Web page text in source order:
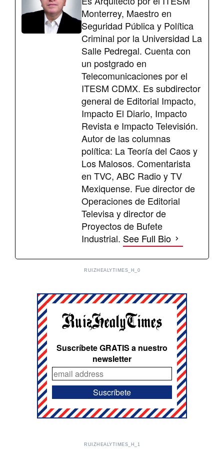
Monterrey, Maestro en
Seguridad Pública y Política
Criminal por la Universidad La
Salle Pedregal. Cuenta con
un postgrado en
Telecomunicaciones por el
ITESM CDMX. Es subdirector
general de Editorial Impacto,
Impacto El Diario, Impacto
Revista e Impacto Televisión.
Autor de las columnas
política: La Teoría del Caos y
Los Malosos. Comentarista
en TVC, ABC Radio y TV
Mexiquense. Fue director de
Operaciones de Editorial
Televisa y director de
Proyectos de Bufete
Industrial. See Full Bio
RUIZHEALYTIMES_H_0
Suscríbete GRATIS a nuestro
newsletter
RUIZHEALYTIMES_H_1